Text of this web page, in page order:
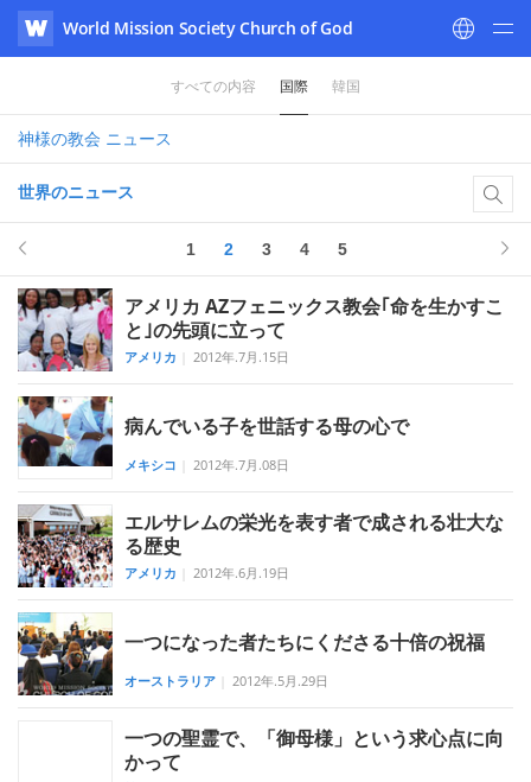
WATV
World Mission Society Church of God
すべての内容 国際 韓国
神様の教会 ニュース
世界のニュース
1 2 3 4 5
アメリカ AZフェニックス教会｢命を生かすこ
と｣の先頭に立って
アメリカ 2012年.7月.15日
病んでいる子を世話する母の心で
メキシコ 2012年.7月.08日
エルサレムの栄光を表す者で成される壮大な
る歴史
アメリカ 2012年.6月.19日
一つになった者たちにくださる十倍の祝福
オーストラリア 2012年.5月.29日
一つの聖霊で、「御母様」という求心点に向
かって